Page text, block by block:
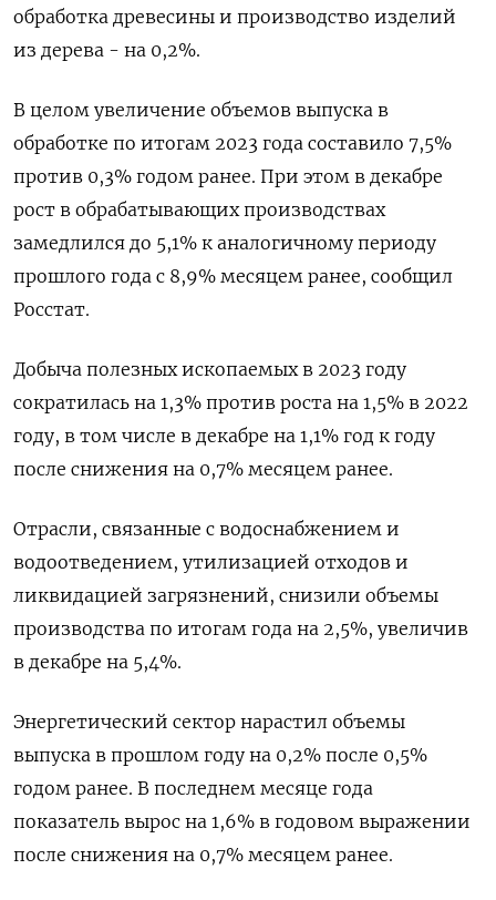
обработка древесины и производство изделий
из дерева - на 0,2%.
В целом увеличение объемов выпуска в
обработке по итогам 2023 года составило 7,5%
против 0,3% годом ранее. При этом в декабре
рост в обрабатывающих производствах
замедлился до 5,1% к аналогичному периоду
прошлого года с 8,9% месяцем ранее, сообщил
Росстат.
Добыча полезных ископаемых в 2023 году
сократилась на 1,3% против роста на 1,5% в 2022
году, в том числе в декабре на 1,1% год к году
после снижения на 0,7% месяцем ранее.
Отрасли, связанные с водоснабжением и
водоотведением, утилизацией отходов и
ликвидацией загрязнений, снизили объемы
производства по итогам года на 2,5%, увеличив
в декабре на 5,4%.
Энергетический сектор нарастил объемы
выпуска в прошлом году на 0,2% после 0,5%
годом ранее. В последнем месяце года
показатель вырос на 1,6% в годовом выражении
после снижения на 0,7% месяцем ранее.